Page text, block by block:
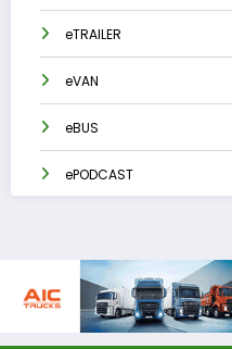
eTRAILER
eVAN
eBUS
ePODCAST